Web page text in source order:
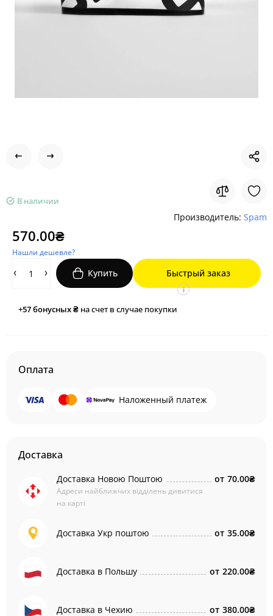
В наличии
Производитель: Spam
570.00₴
Нашли дешевле?
Купить Быстрый заказ
+57бонусных ₴ на счет в случае покупки
i
Оплата
Наложенный платеж
Доставка
Доставка Новою Поштою
Адреси найближчих відділень дивитися
на карті
от 70.00₴
Доставка Укр поштою от 35.00₴
Доставка в Польшу от 220.00₴
Доставка в Чехию от 380.00₴